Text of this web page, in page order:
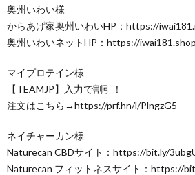
奥州いわい様
からあげ家奥州いわいHP：https://
奥州いわいネットHP：https://
マイプロテイン様
【TEAMJP】入力で割引！
注文はこちら→https://prf.hn/l/PlngzG5
ネイチャーカン様
Naturecan CBDサイト：https://bit.ly/
Naturecan フィットネスサイト：https://